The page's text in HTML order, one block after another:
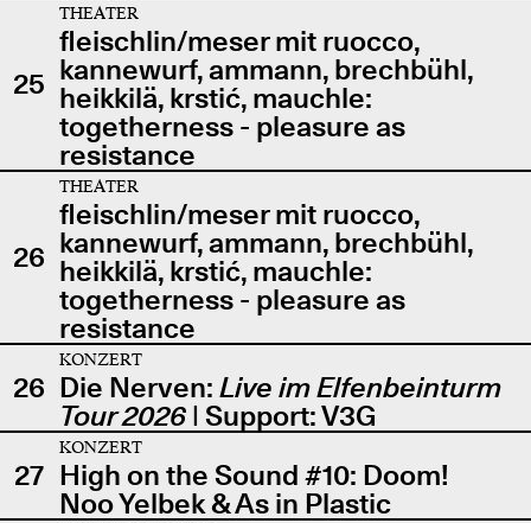
25
THEATER
fleischlin/meser mit ruocco,
kannewurf, ammann, brechbühl,
heikkilä, krstić, mauchle:
togetherness - pleasure as
resistance
26
THEATER
fleischlin/meser mit ruocco,
kannewurf, ammann, brechbühl,
heikkilä, krstić, mauchle:
togetherness - pleasure as
resistance
26
KONZERT
Die Nerven: Live im Elfenbeinturm
Tour 2026| Support: V3G
27
KONZERT
High on the Sound #10: Doom!
Noo Yelbek & As in Plastic